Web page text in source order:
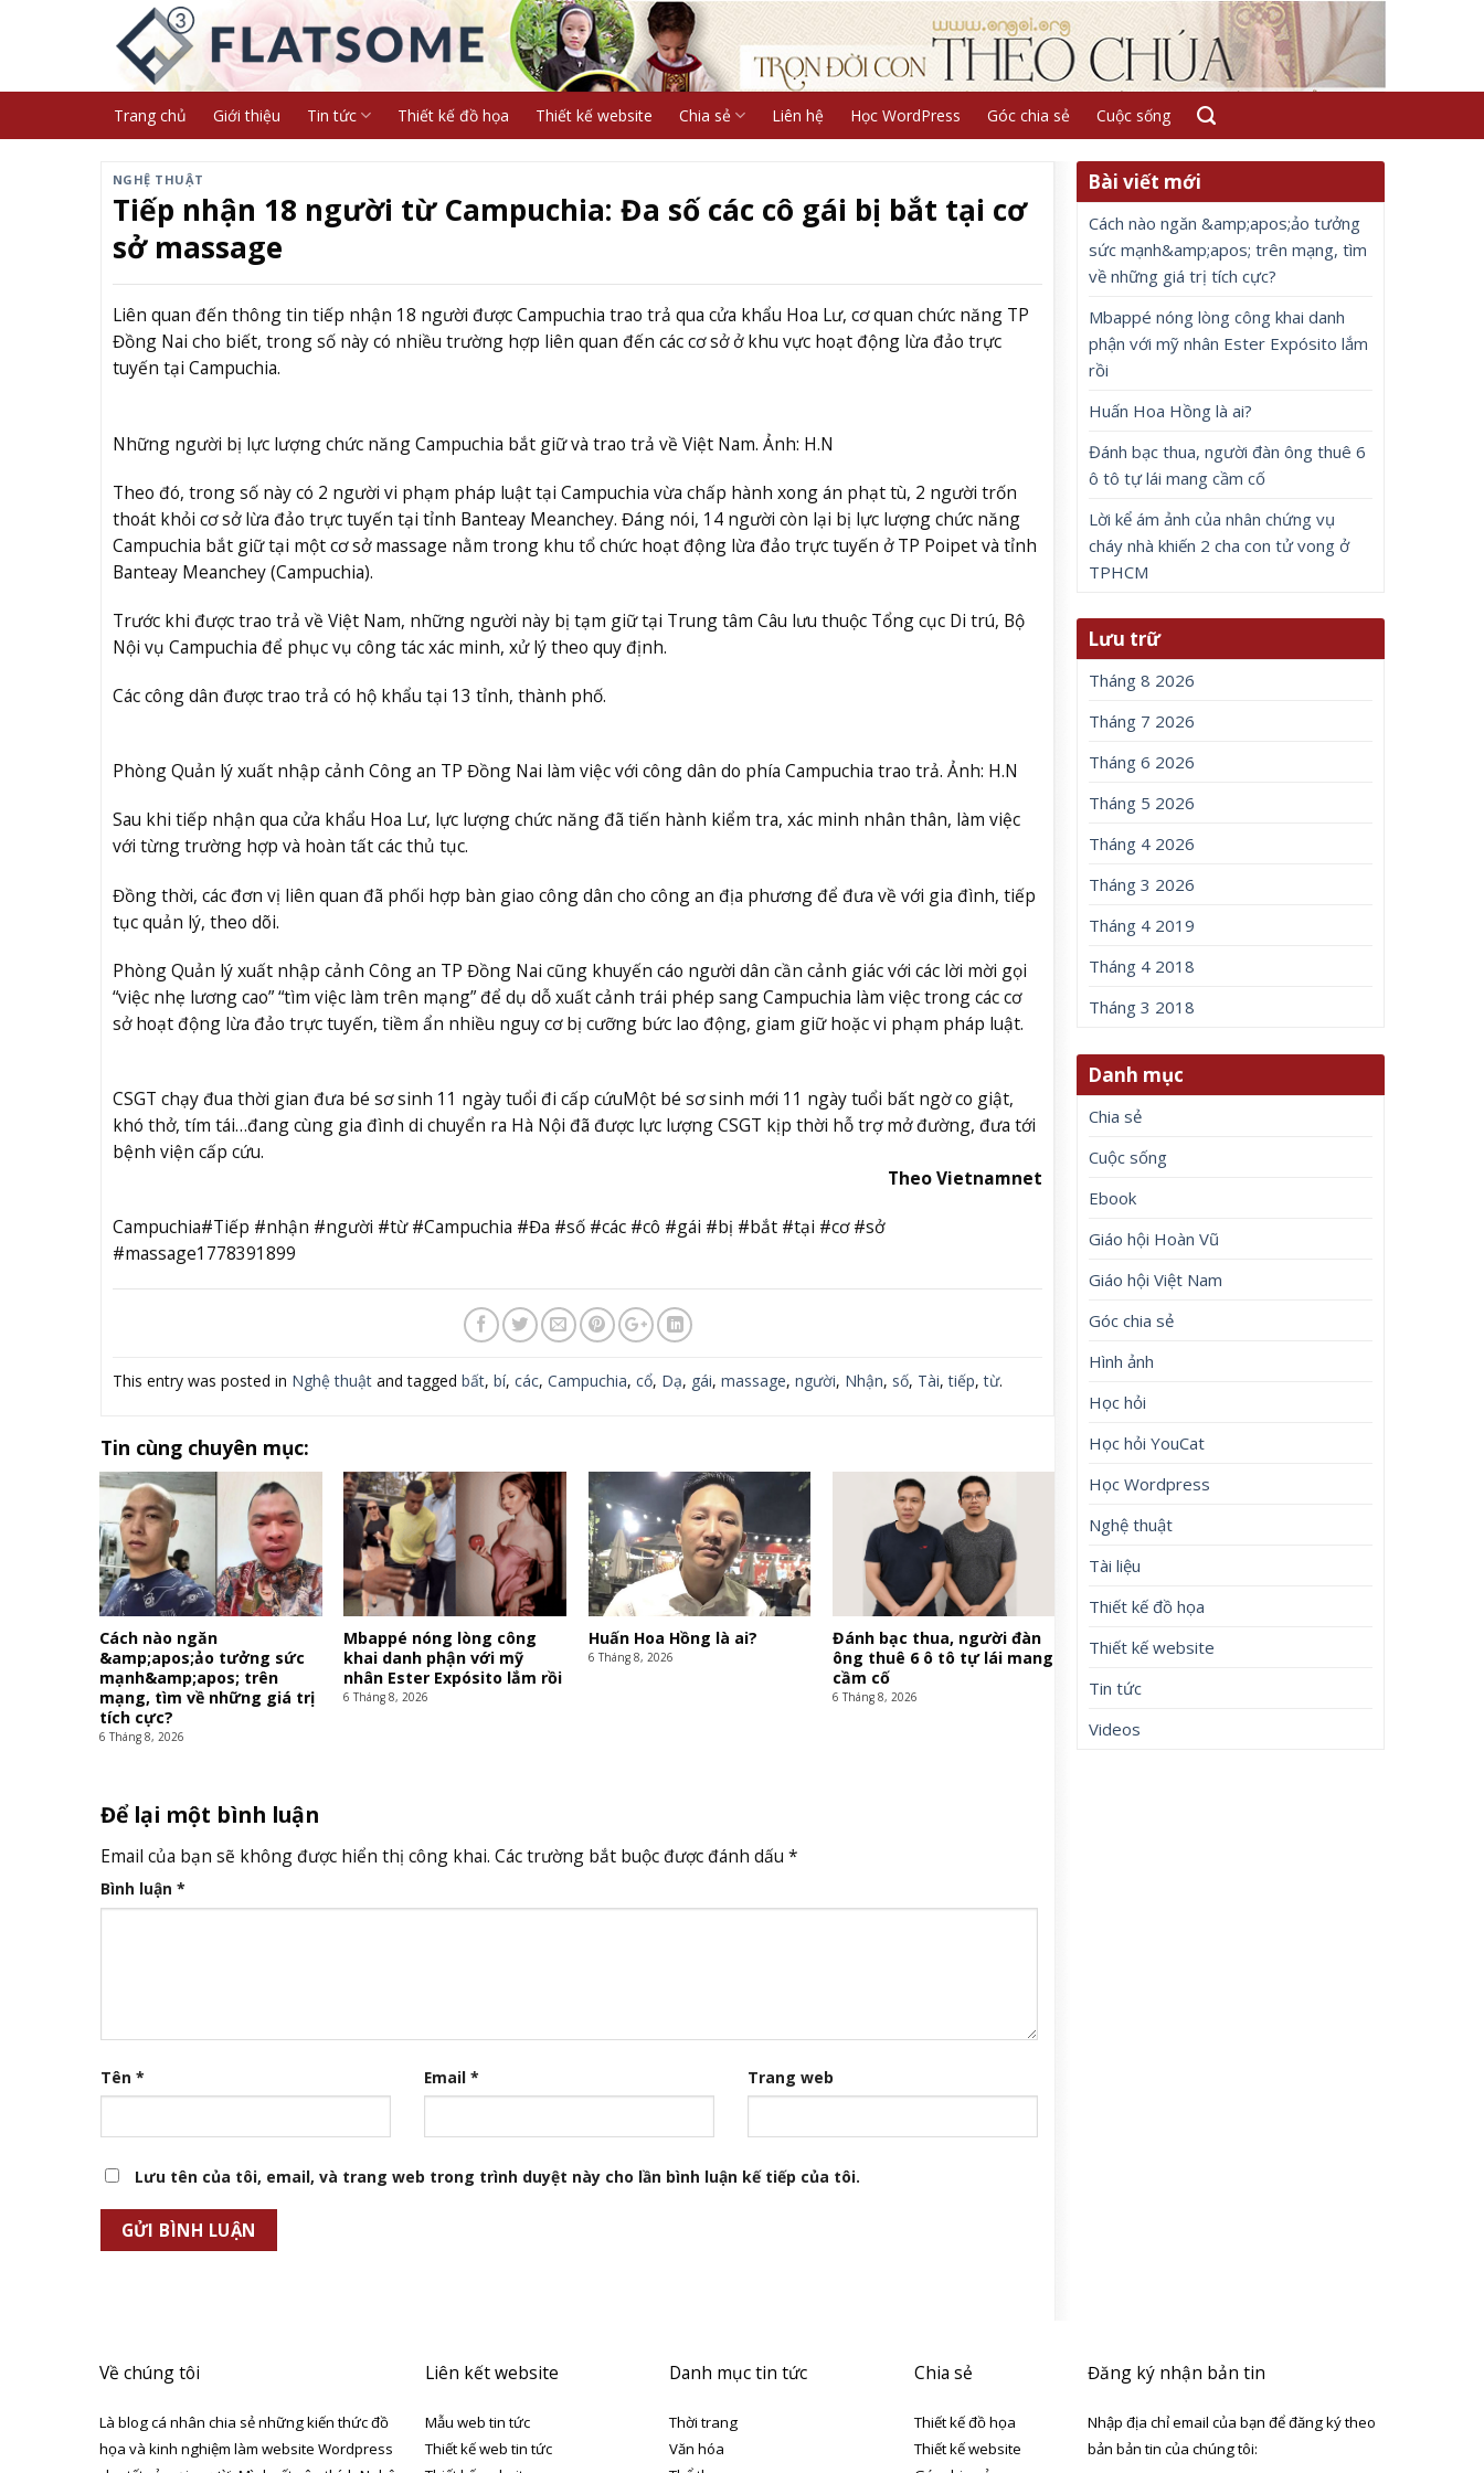
Trang chủ Giới thiệu Tin tức Thiết kế đồ họa Thiết kế website Chia sẻ Liên hệ Học WordPress Góc chia sẻ Cuộc sống
NGHỆ THUẬT
Tiếp nhận 18 người từ Campuchia: Đa số các cô gái bị bắt tại cơ
sở massage
Liên quan đến thông tin tiếp nhận 18 người được Campuchia trao trả qua cửa khẩu Hoa Lư, cơ quan chức năng TP
Đồng Nai cho biết, trong số này có nhiều trường hợp liên quan đến các cơ sở ở khu vực hoạt động lừa đảo trực
tuyến tại Campuchia.
Những người bị lực lượng chức năng Campuchia bắt giữ và trao trả về Việt Nam. Ảnh: H.N
Theo đó, trong số này có 2 người vi phạm pháp luật tại Campuchia vừa chấp hành xong án phạt tù, 2 người trốn
thoát khỏi cơ sở lừa đảo trực tuyến tại tỉnh Banteay Meanchey. Đáng nói, 14 người còn lại bị lực lượng chức năng
Campuchia bắt giữ tại một cơ sở massage nằm trong khu tổ chức hoạt động lừa đảo trực tuyến ở TP Poipet và tỉnh
Banteay Meanchey (Campuchia).
Trước khi được trao trả về Việt Nam, những người này bị tạm giữ tại Trung tâm Câu lưu thuộc Tổng cục Di trú, Bộ
Nội vụ Campuchia để phục vụ công tác xác minh, xử lý theo quy định.
Các công dân được trao trả có hộ khẩu tại 13 tỉnh, thành phố.
Phòng Quản lý xuất nhập cảnh Công an TP Đồng Nai làm việc với công dân do phía Campuchia trao trả. Ảnh: H.N
Sau khi tiếp nhận qua cửa khẩu Hoa Lư, lực lượng chức năng đã tiến hành kiểm tra, xác minh nhân thân, làm việc
với từng trường hợp và hoàn tất các thủ tục.
Đồng thời, các đơn vị liên quan đã phối hợp bàn giao công dân cho công an địa phương để đưa về với gia đình, tiếp
tục quản lý, theo dõi.
Phòng Quản lý xuất nhập cảnh Công an TP Đồng Nai cũng khuyến cáo người dân cần cảnh giác với các lời mời gọi
“việc nhẹ lương cao” “tìm việc làm trên mạng” để dụ dỗ xuất cảnh trái phép sang Campuchia làm việc trong các cơ
sở hoạt động lừa đảo trực tuyến, tiềm ẩn nhiều nguy cơ bị cưỡng bức lao động, giam giữ hoặc vi phạm pháp luật.
CSGT chạy đua thời gian đưa bé sơ sinh 11 ngày tuổi đi cấp cứuMột bé sơ sinh mới 11 ngày tuổi bất ngờ co giật,
khó thở, tím tái…đang cùng gia đình di chuyển ra Hà Nội đã được lực lượng CSGT kịp thời hỗ trợ mở đường, đưa tới
bệnh viện cấp cứu.
Theo Vietnamnet
Campuchia#Tiếp #nhận #người #từ #Campuchia #Đa #số #các #cô #gái #bị #bắt #tại #cơ #sở
#massage1778391899
This entry was posted in Nghệ thuậtand tagged bất, bí, các, Campuchia, cổ, Dạ, gái, massage, người, Nhận, số, Tài,tiếp,từ.
Tin cùng chuyên mục:
Cách nào ngăn
&amp;apos;ảo tưởng sức
mạnh&amp;apos; trên
mạng, tìm về những giá trị
tích cực?
6 Tháng 8, 2026
Mbappé nóng lòng công
khai danh phận với mỹ
nhân Ester Expósito lắm rồi
6 Tháng 8, 2026
Huấn Hoa Hồng là ai?
6 Tháng 8, 2026
Đánh bạc thua, người đàn
ông thuê 6 ô tô tự lái mang
cầm cố
6 Tháng 8, 2026
Để lại một bình luận
Email của bạn sẽ không được hiển thị công khai. Các trường bắt buộc được đánh dấu *
Bình luận *
Tên * Email * Trang web
Lưu tên của tôi, email, và trang web trong trình duyệt này cho lần bình luận kế tiếp của tôi.
Bài viết mới
Cách nào ngăn &amp;apos;ảo tưởng
sức mạnh&amp;apos; trên mạng, tìm
về những giá trị tích cực?
Mbappé nóng lòng công khai danh
phận với mỹ nhân Ester Expósito lắm
rồi
Huấn Hoa Hồng là ai?
Đánh bạc thua, người đàn ông thuê 6
ô tô tự lái mang cầm cố
Lời kể ám ảnh của nhân chứng vụ
cháy nhà khiến 2 cha con tử vong ở
TPHCM
Lưu trữ
Tháng 8 2026
Tháng 7 2026
Tháng 6 2026
Tháng 5 2026
Tháng 4 2026
Tháng 3 2026
Tháng 4 2019
Tháng 4 2018
Tháng 3 2018
Danh mục
Chia sẻ
Cuộc sống
Ebook
Giáo hội Hoàn Vũ
Giáo hội Việt Nam
Góc chia sẻ
Hình ảnh
Học hỏi
Học hỏi YouCat
Học Wordpress
Nghệ thuật
Tài liệu
Thiết kế đồ họa
Thiết kế website
Tin tức
Videos
Về chúng tôi
Là blog cá nhân chia sẻ những kiến thức đồ
họa và kinh nghiệm làm website Wordpress
Liên kết website
Mẫu web tin tức
Thiết kế web tin tức
Danh mục tin tức
Thời trang
Văn hóa
Chia sẻ
Thiết kế đồ họa
Thiết kế website
Đăng ký nhận bản tin
Nhập địa chỉ email của bạn để đăng ký theo
bản bản tin của chúng tôi: